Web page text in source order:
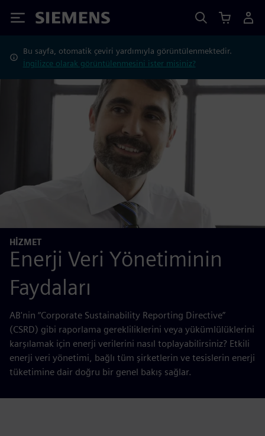
Siemens
Bu sayfa, otomatik çeviri yardımıyla görüntülenmektedir.
İngilizce olarak görüntülenmesini ister misiniz?
HIZMET
Enerji Veri Yönetiminin
Faydaları
AB'nin “Corporate Sustainability Reporting Directive”
(CSRD) gibi raporlama gerekliliklerini veya yükümlülüklerini
karşılamak için enerji verilerini nasıl toplayabilirsiniz? Etkili
enerji veri yönetimi, bağlı tüm şirketlerin ve tesislerin enerji
tüketimine dair doğru bir genel bakış sağlar.